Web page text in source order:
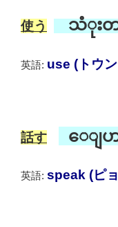
使う သံုး
英語: use (トウ
話す ေျပ
英語: speak (ピ